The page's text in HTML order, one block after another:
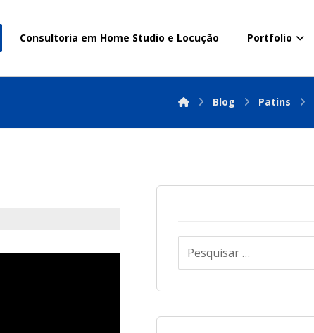
Consultoria em Home Studio e Locução Portfolio
Blog Patins